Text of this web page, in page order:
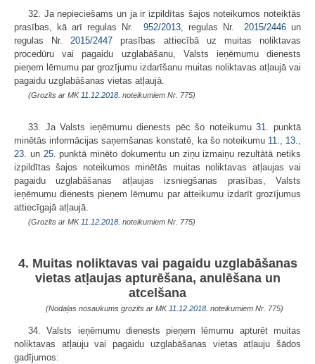
32. Ja nepieciešams un ja ir izpildītas šajos noteikumos noteiktās
prasības, kā arī regulas Nr. 952/2013, regulas Nr. 2015/2446un
regulas Nr.2015/2447 prasības attiecībā uz muitas noliktavas
procedūru vai pagaidu uzglabāšanu, Valsts ieņēmumu dienests
pieņem lēmumu par grozījumu izdarīšanu muitas noliktavas atļaujā vai
pagaidu uzglabāšanas vietas atļaujā.
(Grozīts ar MK11.12.2018. noteikumiem Nr. 775)
33. Ja Valsts ieņēmumu dienests pēc šo noteikumu31. punktā
minētās informācijas saņemšanas konstatē, ka šo noteikumu 11., 13.,
23. un 25. punktā minēto dokumentu un ziņu izmaiņu rezultātā netiks
izpildītas šajos noteikumos minētās muitas noliktavas atļaujas vai
pagaidu uzglabāšanas atļaujas izsniegšanas prasības, Valsts
ieņēmumu dienests pieņem lēmumu par atteikumu izdarīt grozījumus
attiecīgajā atļaujā.
(Grozīts ar MK11.12.2018. noteikumiem Nr. 775)
4. Muitas noliktavas vai pagaidu uzglabāšanas
vietas atļaujas apturēšana, anulēšana un
atcelšana
(Nodaļas nosaukums grozīts ar MK 11.12.2018. noteikumiem Nr. 775)
34. Valsts ieņēmumu dienests pieņem lēmumu apturēt muitas
noliktavas atļauju vai pagaidu uzglabāšanas vietas atļauju šādos
gadījumos: